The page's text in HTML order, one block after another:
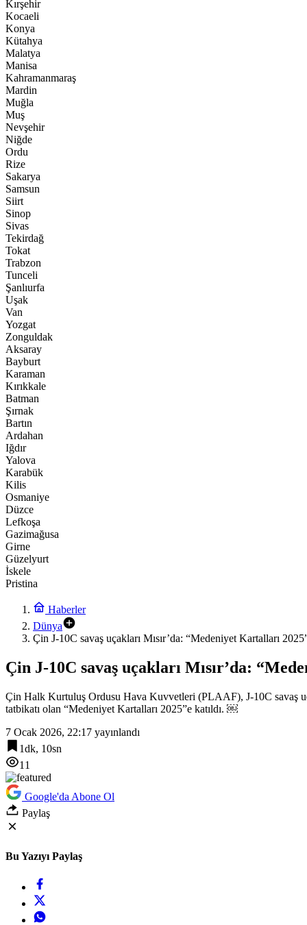
Kırşehir
Kocaeli
Konya
Kütahya
Malatya
Manisa
Kahramanmaraş
Mardin
Muğla
Muş
Nevşehir
Niğde
Ordu
Rize
Sakarya
Samsun
Siirt
Sinop
Sivas
Tekirdağ
Tokat
Trabzon
Tunceli
Şanlıurfa
Uşak
Van
Yozgat
Zonguldak
Aksaray
Bayburt
Karaman
Kırıkkale
Batman
Şırnak
Bartın
Ardahan
Iğdır
Yalova
Karabük
Kilis
Osmaniye
Düzce
Lefkoşa
Gazimağusa
Girne
Güzelyurt
İskele
Pristina
Haberler
Dünya
Çin J-10C savaş uçakları Mısır’da: “Medeniyet Kartalları
Çin J-10C savaş uçakları Mısır’da:
Çin Halk Kurtuluş Ordusu Hava Kuvvetleri (PLAAF), J-10C savaş
tatbikatı olan “Medeniyet Kartalları 2025”e katıldı. ￼
7 Ocak 2026, 22:17 yayınlandı
1dk, 10sn
11
Google'da Abone Ol
Paylaş
Bu Yazıyı Paylaş